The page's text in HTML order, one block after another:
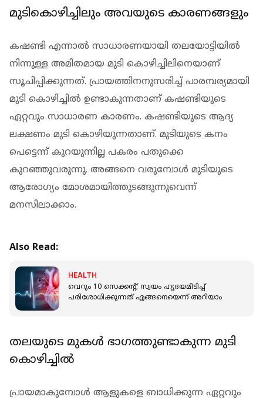
മുടികൊഴിച്ചിലും അവയുടെ കാരണങ്ങളും
കഷണ്ടി എന്നാല്‍ സാധാരണയായി തലയോട്ടിയില്‍
നിന്നുള്ള അമിതമായ മുടി കൊഴിച്ചിലിനെയാണ്
സൂചിപ്പിക്കുന്നത്. പ്രായത്തിനനുസരിച്ച് പാരമ്പര്യമായി
മുടി കൊഴിച്ചില്‍ ഉണ്ടാകുന്നതാണ് കഷണ്ടിയുടെ
ഏറ്റവും സാധാരണ കാരണം. കഷണ്ടിയുടെ ആദ്യ
ലക്ഷണം മുടി കൊഴിയുന്നതാണ്. മുടിയുടെ കനം
പെട്ടെന്ന് കുറയുന്നില്ല പകരം പതുക്കെ
കുറഞ്ഞുവരുന്നു. അങ്ങനെ വരുമ്പോള്‍ മുടിയുടെ
ആരോഗ്യം മോശമായിത്തുടങ്ങുന്നുവെന്ന്
മനസിലാക്കാം.
Also Read:
HEALTH
വെറും 10 സെക്കന്റ്; സ്വയം ഹൃദയമിടിപ്പ്
പരിശോധിക്കുന്നത് എങ്ങനെയെന്ന് അറിയാം
തലയുടെ മുകള്‍ ഭാഗത്തുണ്ടാകുന്ന മുടി
കൊഴിച്ചില്‍
പ്രായമാകുമ്പോള്‍ ആളുകളെ ബാധിക്കുന്ന ഏറ്റവും